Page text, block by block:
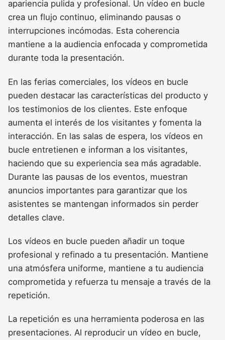
apariencia pulida y profesional. Un vídeo en bucle
crea un flujo continuo, eliminando pausas o
interrupciones incómodas. Esta coherencia
mantiene a la audiencia enfocada y comprometida
durante toda la presentación.
En las ferias comerciales, los vídeos en bucle
pueden destacar las características del producto y
los testimonios de los clientes. Este enfoque
aumenta el interés de los visitantes y fomenta la
interacción. En las salas de espera, los vídeos en
bucle entretienen e informan a los visitantes,
haciendo que su experiencia sea más agradable.
Durante las pausas de los eventos, muestran
anuncios importantes para garantizar que los
asistentes se mantengan informados sin perder
detalles clave.
Los vídeos en bucle pueden añadir un toque
profesional y refinado a tu presentación. Mantiene
una atmósfera uniforme, mantiene a tu audiencia
comprometida y refuerza tu mensaje a través de la
repetición.
La repetición es una herramienta poderosa en las
presentaciones. Al reproducir un vídeo en bucle,